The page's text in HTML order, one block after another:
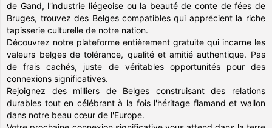
de Gand, l'industrie liégeoise ou la beauté de conte de fées de
Bruges, trouvez des Belges compatibles qui apprécient la riche
tapisserie culturelle de notre nation.
Découvrez notre plateforme entièrement gratuite qui incarne les
valeurs belges de tolérance, qualité et amitié authentique. Pas
de frais cachés, juste de véritables opportunités pour des
connexions significatives.
Rejoignez des milliers de Belges construisant des relations
durables tout en célébrant à la fois l'héritage flamand et wallon
dans notre beau cœur de l'Europe.